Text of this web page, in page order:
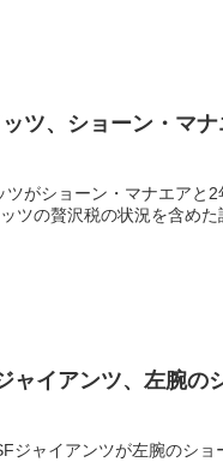
ッツ、ショーン・マ
がショーン・マナエアと2
ツの贅沢税の状況を含めた
ャイアンツ、左腕の
ジャイアンツが左腕のショ